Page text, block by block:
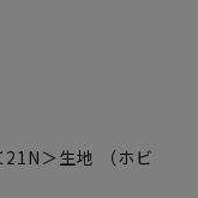
＞生地 （ホビ